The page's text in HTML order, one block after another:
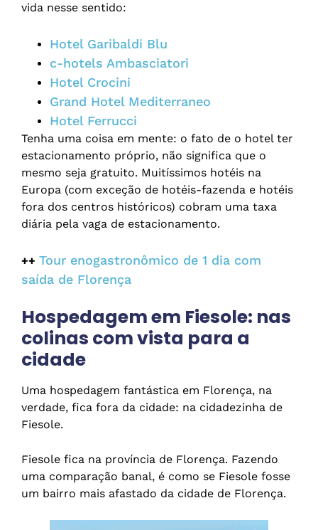
vida nesse sentido:
Hotel Garibaldi Blu
c-hotels Ambasciatori
Hotel Crocini
Grand Hotel Mediterraneo
Hotel Ferrucci
Tenha uma coisa em mente: o fato de o hotel ter
estacionamento próprio, não significa que o
mesmo seja gratuito. Muitíssimos hotéis na
Europa (com exceção de hotéis-fazenda e hotéis
fora dos centros históricos) cobram uma taxa
diária pela vaga de estacionamento.
++ Tour enogastronômico de 1 dia com
saída de Florença
Hospedagem em Fiesole: nas
colinas com vista para a
cidade
Uma hospedagem fantástica em Florença, na
verdade, fica fora da cidade: na cidadezinha de
Fiesole.
Fiesole fica na província de Florença. Fazendo
uma comparação banal, é como se Fiesole fosse
um bairro mais afastado da cidade de Florença.